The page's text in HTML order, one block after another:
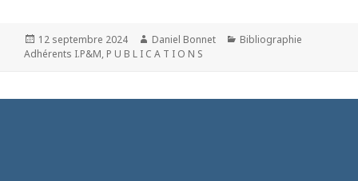
Publié
le
12 septembre 2024 Auteur
Daniel Bonnet Catégories
Bibliographie
Adhérents I.P&M, P U B L I C A T I O N S